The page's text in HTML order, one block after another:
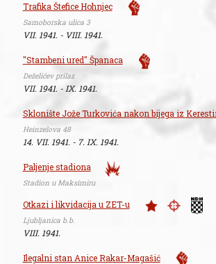
Trafika Štefice Hohnjec
Samoborska ulica 3
VII. 1941. - VIII. 1941.
"Stambeni ured" Španaca
Deželićev prilaz
VII. 1941. - IX. 1941.
Sklonište Jože Turkovića nakon bijega iz
Heinzelova 48
14. VII. 1941. - 7. IX. 1941.
Paljenje stadiona
Stadion u Maksimiru
Otkazi i likvidacija u ZET-u
Ljubljanica b.b.
VIII. 1941.
Ilegalni stan Anice Rakar-Magašić